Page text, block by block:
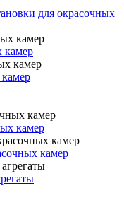
для окрасочных
камер
камер
камер